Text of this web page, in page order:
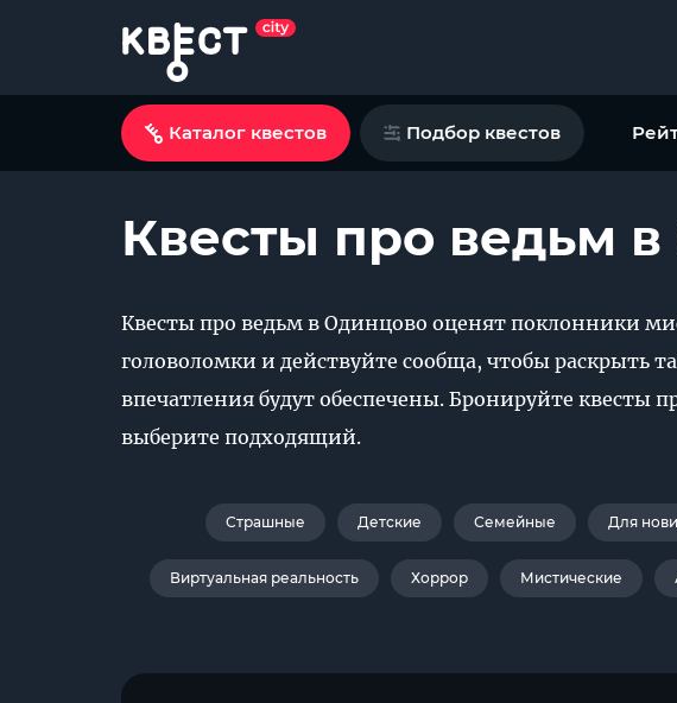
Каталог квестов Подбор квестов
Квесты про ведьм
Квесты про ведьм в Одинцово оценят поклонники
головоломки и действуйте сообща, чтобы раскрыть
впечатления будут обеспечены. Бронируйте квесты
выберите подходящий.
Страшные Детские Семейные Для
Виртуальная реальность Хоррор Мистические